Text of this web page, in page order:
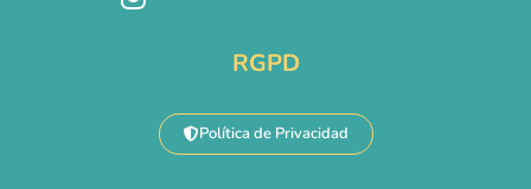
RGPD
Política de Privacidad